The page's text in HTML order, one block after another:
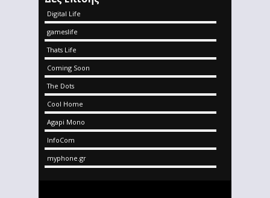
Digital Life
gameslife
Thats Life
Coming Soon
The Dots
Cool Home
Agapi Mono
InfoCom
myphone.gr